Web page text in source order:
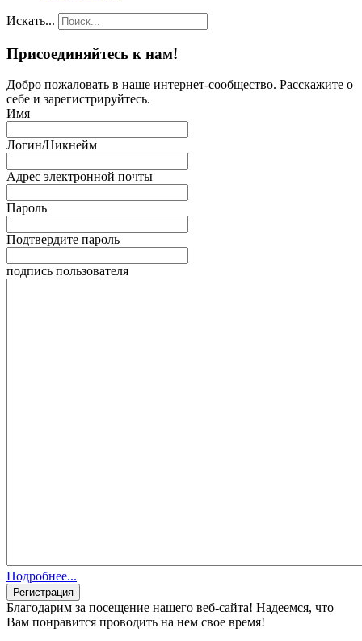
Искать...
Присоединяйтесь к нам!
Добро пожаловать в наше интернет-сообщество. Расскажите о
себе и зарегистрируйтесь.
Имя
Логин/Никнейм
Адрес электронной почты
Пароль
Подтвердите пароль
подпись пользователя
Подробнее...
Благодарим за посещение нашего веб-сайта! Надеемся, что
Вам понравится проводить на нем свое время!